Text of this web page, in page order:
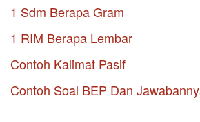
1 Sdm Berapa Gram
1 RIM Berapa Lembar
Contoh Kalimat Pasif
Contoh Soal BEP Dan